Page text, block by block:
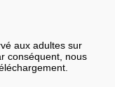
aux adultes sur
conséquent, nous